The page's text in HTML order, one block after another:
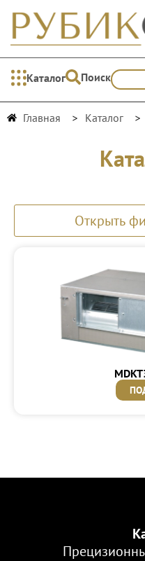
Каталог Поиск
Главная Каталог
Открыть